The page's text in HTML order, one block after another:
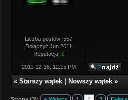
Liczba postów: 557
Dołączył: Jun 2011
Reputacja: 1
2011-12-16, 12:15 PM
« Starszy wątek Nowszy wątek »